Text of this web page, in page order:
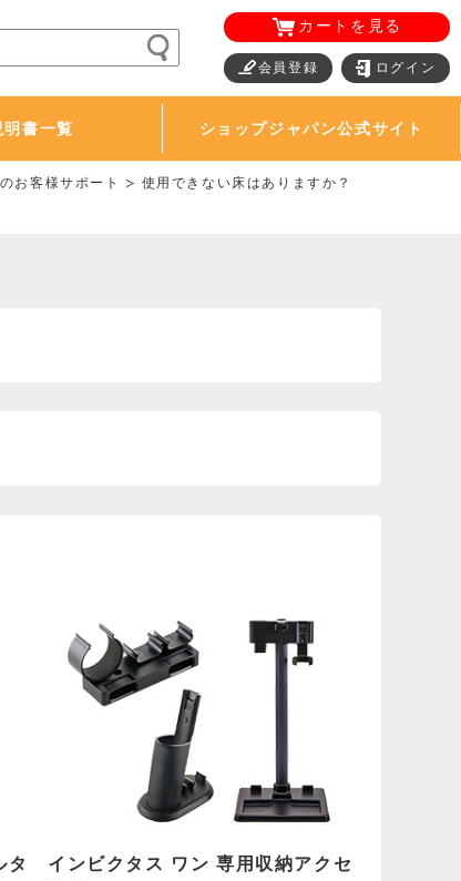
カートを見る
会員登録 ログイン
明書一覧 ショップジャパン公式サイト
お客様サポート 使用できない床はありますか？
タ
インビクタス ワン 専用収納アクセ